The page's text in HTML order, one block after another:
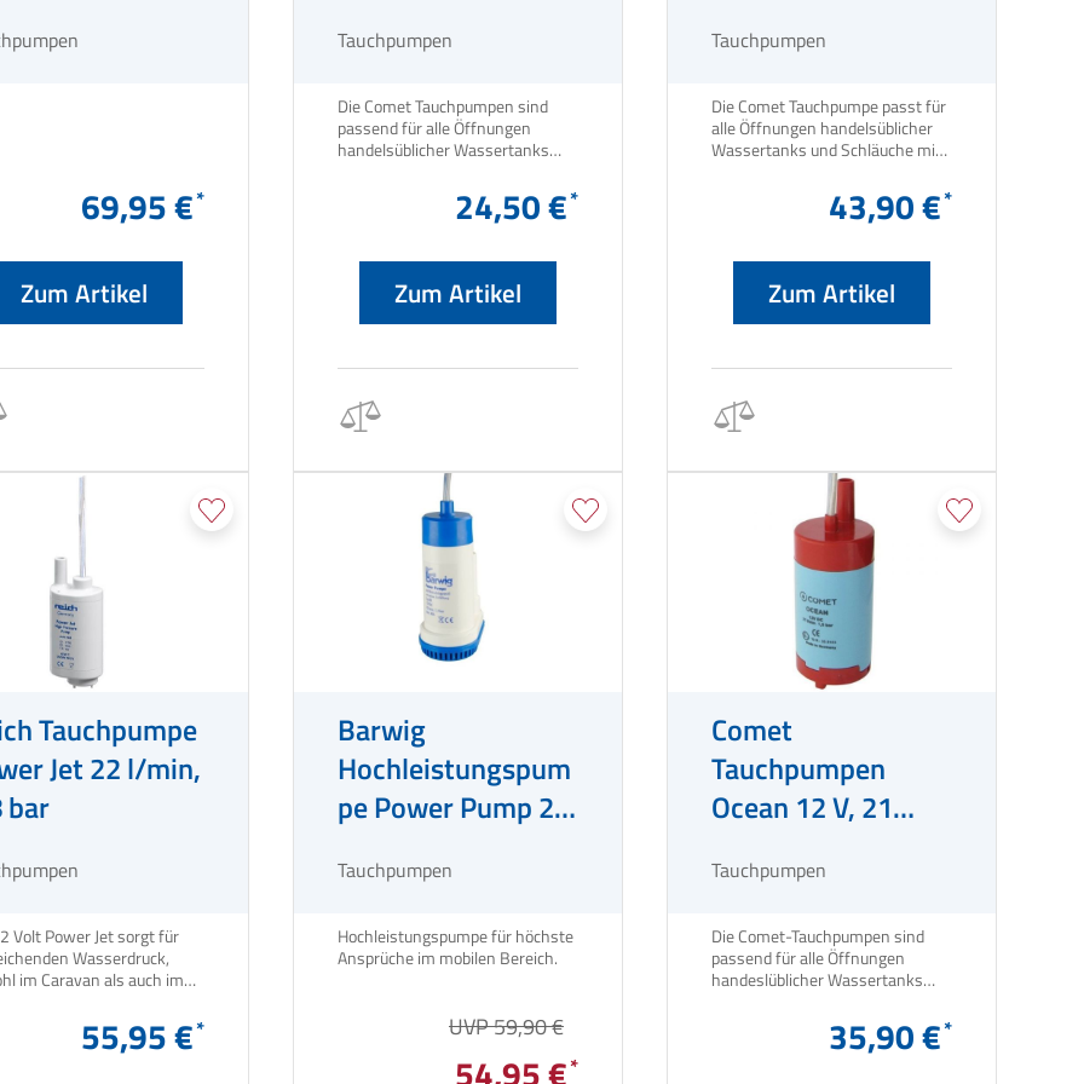
69,95 €
Zum Artikel
Tauchpumpen
Die Comet Tauchpumpen sind
passend für alle Öffnungen
handelsüblicher Wassertanks
24,50 €
Zum Artikel
Tauchpumpen
Die Comet Tauchpumpe passt für
alle Öffnungen handelsüblicher
Wassertanks und Schläuche mit
43,90 €
Zum Artikel
Tauchpumpe
Jet 22 l/min,
bar
Volt Power Jet sorgt für
Wasserdruck,
im Caravan als auch im
55,95 €
Barwig
Hochleistungspum
pe Power Pump 22
Tauchpumpen
Hochleistungspumpe für höchste
UVP 59,90 €
Comet
Tauchpumpen
Ocean 12 V, 21
Tauchpumpen
Die Comet-Tauchpumpen sind
passend für alle Öffnungen
handeslüblicher Wassertanks
35,90 €